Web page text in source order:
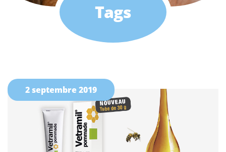
Tags
2 septembre 2019